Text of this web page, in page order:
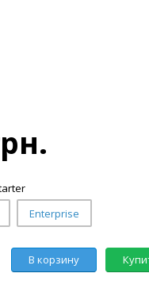
Enterprise
В корзину